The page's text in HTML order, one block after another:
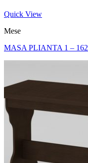
Quick View
Mese
MASA PLIANTA 1 –